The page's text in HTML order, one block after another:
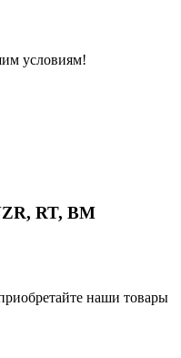
условиям!
RT, BM
наши товары